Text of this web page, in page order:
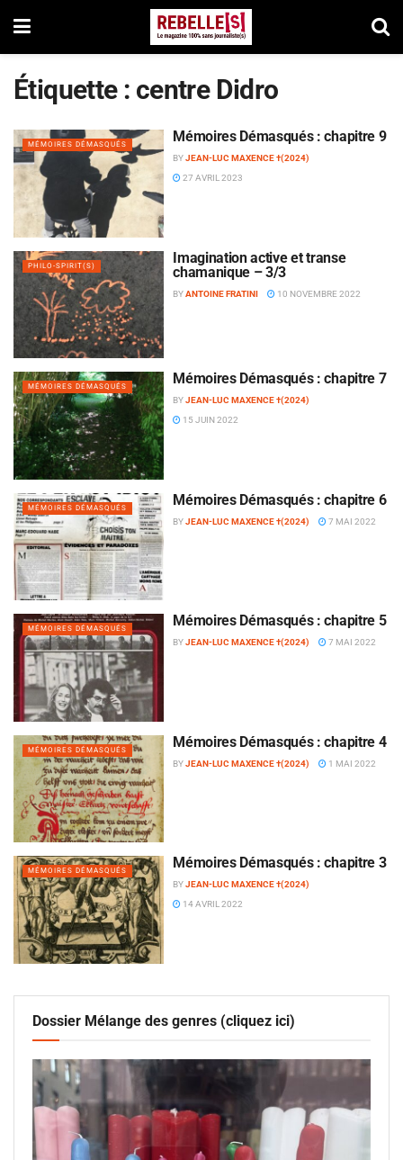
Étiquette : centre Didro
MÉMOIRES DÉMASQUÉS Mémoires Démasqués : chapitre 9
BYJEAN-LUC MAXENCE †(2024)
27 AVRIL 2023
PHILO-SPIRIT(S)
Imagination active et transe
chamanique – 3/3
BYANTOINE FRATINI 10 NOVEMBRE 2022
MÉMOIRES DÉMASQUÉS Mémoires Démasqués : chapitre 7
BYJEAN-LUC MAXENCE †(2024)
15 JUIN 2022
MÉMOIRES DÉMASQUÉS Mémoires Démasqués : chapitre 6
BYJEAN-LUC MAXENCE †(2024) 7 MAI 2022
MÉMOIRES DÉMASQUÉS Mémoires Démasqués : chapitre 5
BYJEAN-LUC MAXENCE †(2024) 7 MAI 2022
MÉMOIRES DÉMASQUÉS Mémoires Démasqués : chapitre 4
BYJEAN-LUC MAXENCE †(2024) 1 MAI 2022
MÉMOIRES DÉMASQUÉS Mémoires Démasqués : chapitre 3
BYJEAN-LUC MAXENCE †(2024)
14 AVRIL 2022
Dossier Mélange des genres (cliquez ici)